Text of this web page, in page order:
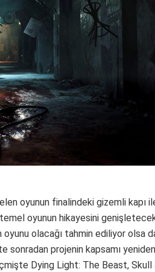
oyunun finalindeki gizemli kapı
temel oyunun hikayesini
oyunu olacağı tahmin ediliyor olsa
sonradan projenin kapsamı yeniden
Dying Light: The Beast, Skull